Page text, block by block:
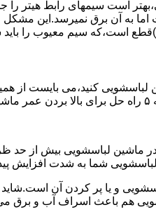
اما ﺑﻪ آن ﺑﺮق نمیرسد.اﯾﻦ
اﺳﺖ،ﮐﻪ ﺳﯿﻢ ﻣﻌﯿﻮب را
کنید،می بایست از
در ماشین لباسشویی بیش از
و یا پر کردن آن است.شاید
هم باعث اسراف آب و